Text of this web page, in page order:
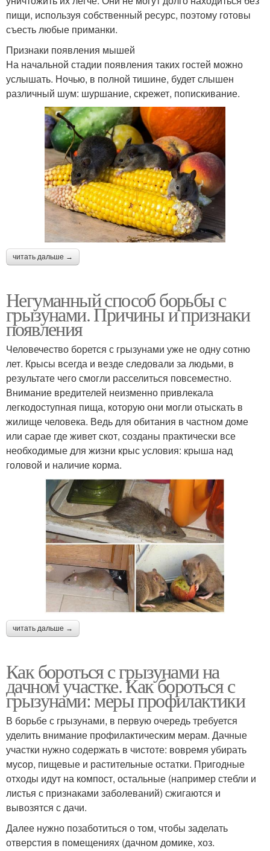
пищи, используя собственный ресурс, поэтому готовы
съесть любые приманки.
Признаки появления мышей
На начальной стадии появления таких гостей можно
услышать. Ночью, в полной тишине, будет слышен
различный шум: шуршание, скрежет, попискивание.
читать дальше →
Негуманный способ борьбы с
грызунами. Причины и признаки
появления
Человечество борется с грызунами уже не одну сотню
лет. Крысы всегда и везде следовали за людьми, в
результате чего смогли расселиться повсеместно.
Внимание вредителей неизменно привлекала
легкодоступная пища, которую они могли отыскать в
жилище человека. Ведь для обитания в частном доме
или сарае где живет скот, созданы практически все
необходимые для жизни крыс условия: крыша над
головой и наличие корма.
читать дальше →
Как бороться с грызунами на
дачном участке. Как бороться с
грызунами: меры профилактики
В борьбе с грызунами, в первую очередь требуется
уделить внимание профилактическим мерам. Дачные
участки нужно содержать в чистоте: вовремя убирать
мусор, пищевые и растительные остатки. Пригодные
отходы идут на компост, остальные (например стебли и
листья с признаками заболеваний) сжигаются и
вывозятся с дачи.
Далее нужно позаботиться о том, чтобы заделать
отверстия в помещениях (дачном домике, хоз.